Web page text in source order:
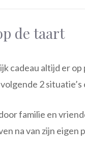
de taart
cadeau altijd er
2 situatie’s
familie en
na van zijn eigen